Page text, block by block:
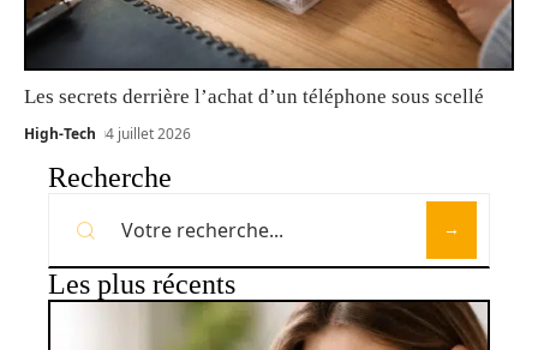
Les secrets derrière l’achat d’un téléphone sous scellé
High-Tech 4 juillet 2026
Recherche
Les plus récents